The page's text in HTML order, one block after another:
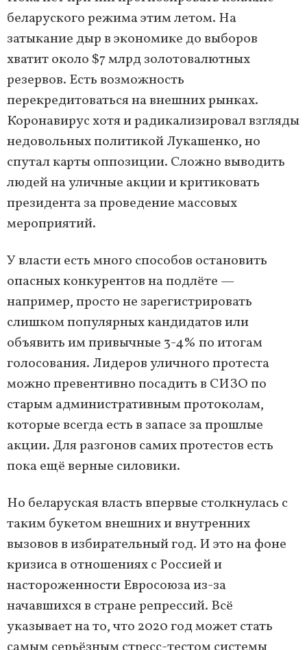
беларуского режима этим летом. На
затыкание дыр в экономике до выборов
хватит около $7 млрд золотовалютных
резервов. Есть возможность
перекредитоваться на внешних рынках.
Коронавирус хотя и радикализировал взгляды
недовольных политикой Лукашенко, но
спутал карты оппозиции. Сложно выводить
людей на уличные акции и критиковать
президента за проведение массовых
мероприятий.
У власти есть много способов остановить
опасных конкурентов на подлёте —
например, просто не зарегистрировать
слишком популярных кандидатов или
объявить им привычные 3-4% по итогам
голосования. Лидеров уличного протеста
можно превентивно посадить в СИЗО по
старым административным протоколам,
которые всегда есть в запасе за прошлые
акции. Для разгонов самих протестов есть
пока ещё верные силовики.
Но беларуская власть впервые столкнулась с
таким букетом внешних и внутренних
вызовов в избирательный год. И это на фоне
кризиса в отношениях с Россией и
настороженности Евросоюза из-за
начавшихся в стране репрессий. Всё
указывает на то, что 2020 год может стать